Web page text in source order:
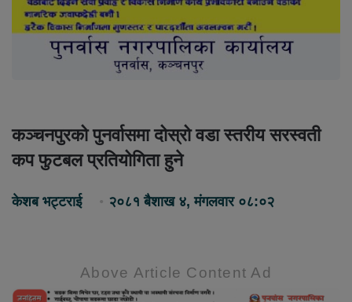
कञ्चनपुरको पुनर्वासमा दोस्रो वडा स्तरीय सरस्वती
कप फुटबल प्रतियोगिता हुने
केशब भट्टराई २०८१ बैशाख ४, मंगलवार ०८:०२
Above Article Content Ad